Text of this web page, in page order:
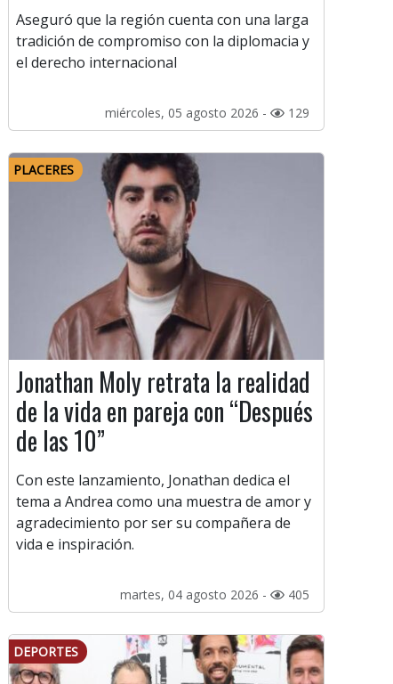
Aseguró que la región cuenta con una larga
tradición de compromiso con la diplomacia y
el derecho internacional
miércoles, 05 agosto 2026 - 129
PLACERES
Jonathan Moly retrata la realidad
de la vida en pareja con “Después
de las 10”
Con este lanzamiento, Jonathan dedica el
tema a Andrea como una muestra de amor y
agradecimiento por ser su compañera de
vida e inspiración.
martes, 04 agosto 2026 - 405
DEPORTES